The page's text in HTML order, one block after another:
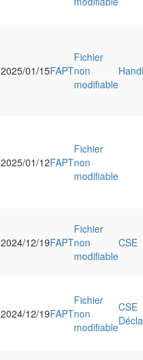
2025/01/15FAPT
Fichier
non
modifiable
2025/01/12FAPT
Fichier
non
modifiable
2024/12/19FAPT
Fichier
non
modifiable
CSE
2024/12/19FAPT
Fichier
non
modifiable
CSE